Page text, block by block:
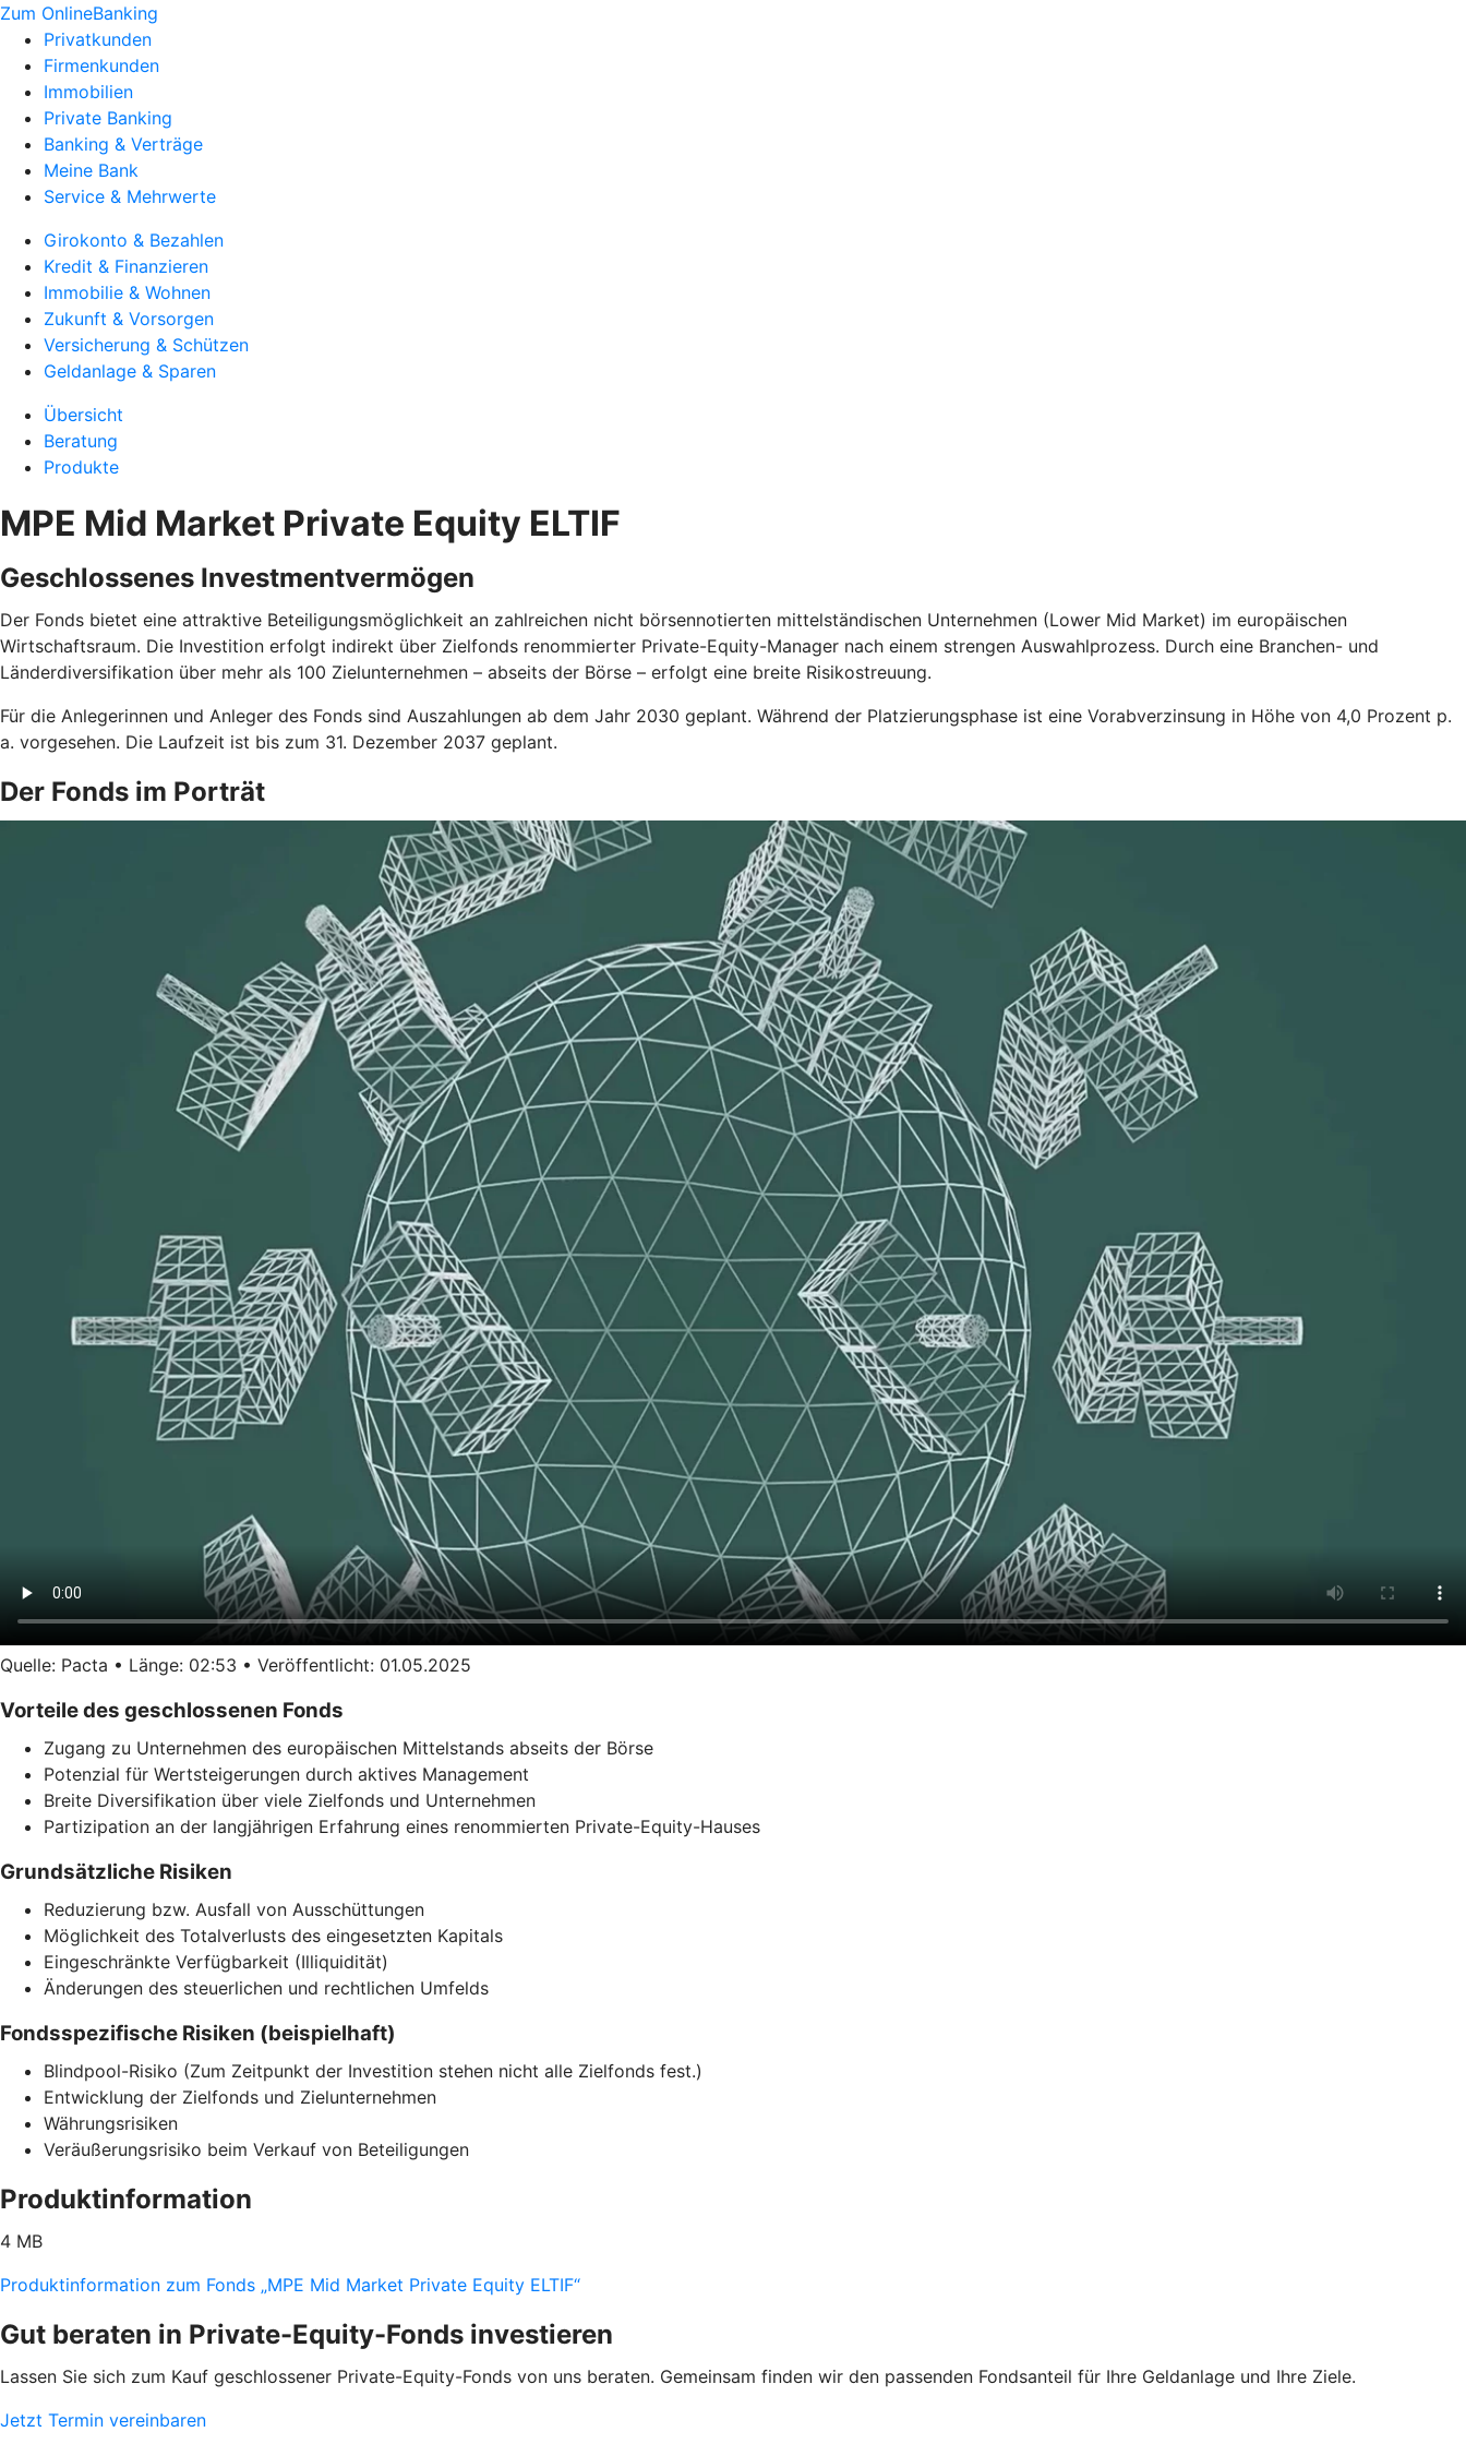
Zum OnlineBanking
Privatkunden
Firmenkunden
Immobilien
Private Banking
Banking & Verträge
Meine Bank
Service & Mehrwerte
Girokonto & Bezahlen
Kredit & Finanzieren
Immobilie & Wohnen
Zukunft & Vorsorgen
Versicherung & Schützen
Geldanlage & Sparen
Übersicht
Beratung
Produkte
MPE Mid Market Private Equity ELTIF
Geschlossenes Investmentvermögen
Der Fonds bietet eine attraktive Beteiligungsmöglichkeit an zahlreichen nicht börsennotierten mittelständischen Unternehmen (Lower Mid Market) im europäischen
Wirtschaftsraum. Die Investition erfolgt indirekt über Zielfonds renommierter Private-Equity-Manager nach einem strengen Auswahlprozess. Durch eine Branchen- und
Länderdiversifikation über mehr als 100 Zielunternehmen – abseits der Börse – erfolgt eine breite Risikostreuung.
Für die Anlegerinnen und Anleger des Fonds sind Auszahlungen ab dem Jahr 2030 geplant. Während der Platzierungsphase ist eine Vorabverzinsung in Höhe von 4,0 Prozent p.
a. vorgesehen. Die Laufzeit ist bis zum 31. Dezember 2037 geplant.
Der Fonds im Porträt
Quelle: Pacta • Länge: 02:53 • Veröffentlicht: 01.05.2025
Vorteile des geschlossenen Fonds
Zugang zu Unternehmen des europäischen Mittelstands abseits der Börse
Potenzial für Wertsteigerungen durch aktives Management
Breite Diversifikation über viele Zielfonds und Unternehmen
Partizipation an der langjährigen Erfahrung eines renommierten Private-Equity-Hauses
Grundsätzliche Risiken
Reduzierung bzw. Ausfall von Ausschüttungen
Möglichkeit des Totalverlusts des eingesetzten Kapitals
Eingeschränkte Verfügbarkeit (Illiquidität)
Änderungen des steuerlichen und rechtlichen Umfelds
Fondsspezifische Risiken (beispielhaft)
Blindpool-Risiko (Zum Zeitpunkt der Investition stehen nicht alle Zielfonds fest.)
Entwicklung der Zielfonds und Zielunternehmen
Währungsrisiken
Veräußerungsrisiko beim Verkauf von Beteiligungen
Produktinformation
4 MB
Produktinformation zum Fonds „MPE Mid Market Private Equity ELTIF“
Gut beraten in Private-Equity-Fonds investieren
Lassen Sie sich zum Kauf geschlossener Private-Equity-Fonds von uns beraten. Gemeinsam finden wir den passenden Fondsanteil für Ihre Geldanlage und Ihre Ziele.
Jetzt Termin vereinbaren